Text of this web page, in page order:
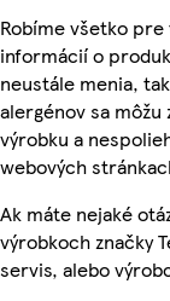
Robíme všetko
informácií o
neustále menia,
alergénov sa
výrobku a
webových
Ak máte nejaké
výrobkoch značky
servis, alebo